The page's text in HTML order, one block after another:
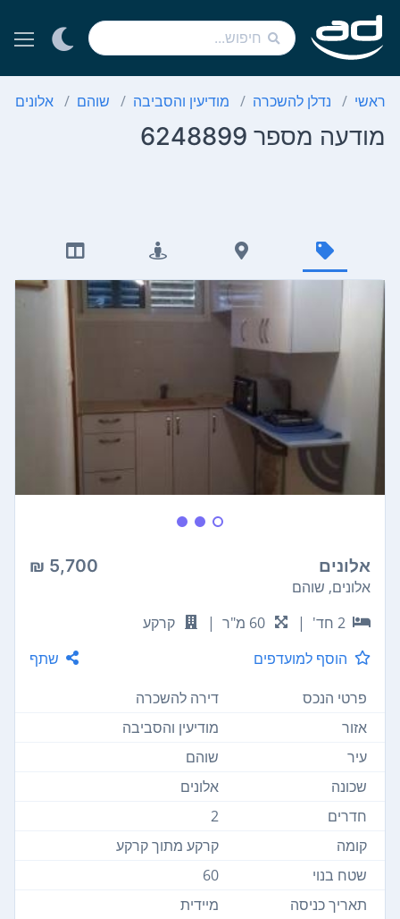
ראשי נדלן להשכרה מודיעין והסביבה שוהם אלונים
מודעה מספר 6248899
אלונים 5,700 ₪
אלונים, שוהם
2 חד'
| 60 מ"ר |
קרקע
הוסף למועדפים
שתף
פרטי הנכס
דירה להשכרה
אזור
מודיעין והסביבה
עיר
שוהם
שכונה
אלונים
חדרים
2
קומה
קרקע מתוך קרקע
שטח בנוי
60
תאריך כניסה
מיידית